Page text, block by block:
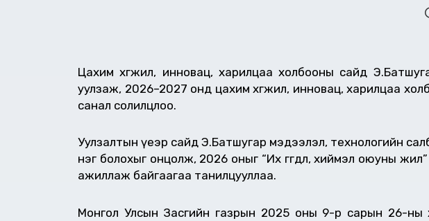
Цахим хөгжил, инновац, харилцаа холбооны сайд
уулзаж, 2026–2027 онд цахим хөгжил, инновац, харилцаа
санал солилцлоо.
Уулзалтын үеэр сайд Э.Батшугар мэдээлэл, технологийн
нэг болохыг онцолж, 2026 оныг “Их өгөгдөл, хиймэл оюуны
ажиллаж байгаагаа танилцууллаа.
Монгол Улсын Засгийн газрын 2025 оны 9-р сарын 26-ны